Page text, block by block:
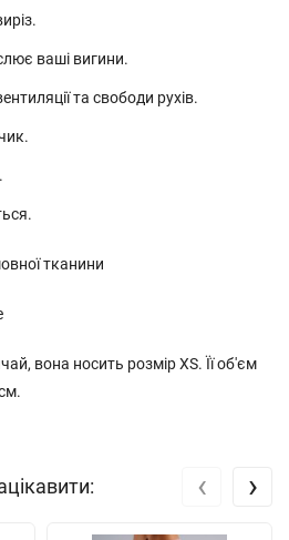
ваші вигини.
та свободи рухів.
тканини
вона носить розмір XS. Її об'єм
‹ ›